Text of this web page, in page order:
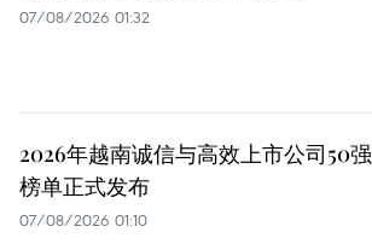
07/08/2026 01:32
2026年越南诚信与高效上市公司50强
榜单正式发布
07/08/2026 01:10